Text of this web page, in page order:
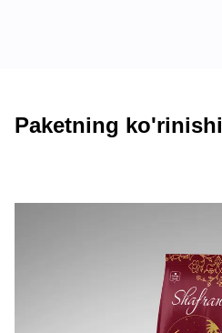
Paketning ko'rinishi